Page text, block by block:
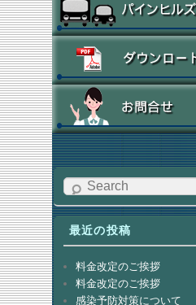
Search
最近の投稿
料金改定のご挨拶
料金改定のご挨拶
感染予防対策について